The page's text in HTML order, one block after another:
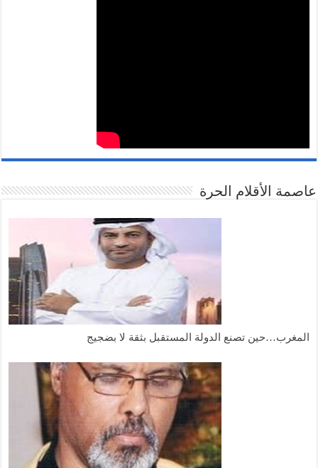
عاصمة الأقلام الحرة
المغرب…حين تصنع الدولة المستقبل بثقة لا بضجيج